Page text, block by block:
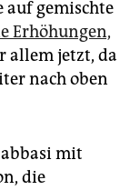
auf gemischte
Erhöhungen,
allem jetzt, da
nach oben
mit
die